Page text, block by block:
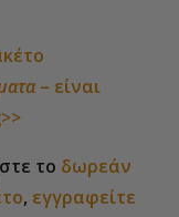
– είναι
το δωρεάν
, εγγραφείτε